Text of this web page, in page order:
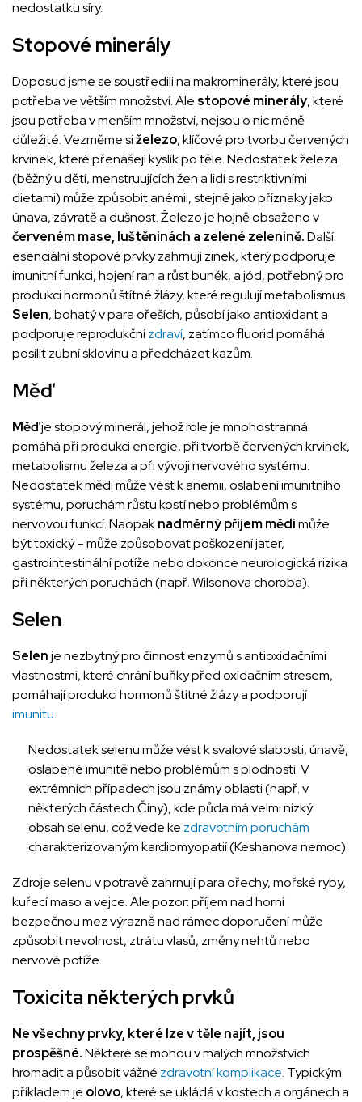
nedostatku síry.
Stopové minerály
Doposud jsme se soustředili na makrominerály, které jsou
potřeba ve větším množství. Ale stopové minerály, které
jsou potřeba v menším množství, nejsou o nic méně
důležité. Vezměme siželezo, klíčové pro tvorbu červených
krvinek, které přenášejí kyslík po těle. Nedostatek železa
(běžný u dětí, menstruujících žen a lidí s restriktivními
dietami) může způsobit anémii, stejně jako příznaky jako
únava, závratě a dušnost. Železo je hojně obsaženo v
červeném mase, luštěninách a zelené zelenině.Další
esenciální stopové prvky zahrnují zinek, který podporuje
imunitní funkci, hojení ran a růst buněk, a jód, potřebný pro
produkci hormonů štítné žlázy, které regulují metabolismus.
Selen, bohatý v para ořeších, působí jako antioxidant a
podporuje reprodukčnízdraví, zatímco fluorid pomáhá
posílit zubní sklovinu a předcházet kazům.
Měď
Měďje stopový minerál, jehož role je mnohostranná:
pomáhá při produkci energie, při tvorbě červených krvinek,
metabolismu železa a při vývoji nervového systému.
Nedostatek mědi může vést k anemii, oslabení imunitního
systému, poruchám růstu kostí nebo problémům s
nervovou funkcí. Naopaknadměrný příjem mědimůže
být toxický – může způsobovat poškození jater,
gastrointestinální potíže nebo dokonce neurologická rizika
při některých poruchách (např. Wilsonova choroba).
Selen
Selenje nezbytný pro činnost enzymů s antioxidačními
vlastnostmi, které chrání buňky před oxidačním stresem,
pomáhají produkci hormonů štítné žlázy a podporují
imunitu.
Nedostatek selenu může vést k svalové slabosti, únavě,
oslabené imunitě nebo problémům s plodností. V
extrémních případech jsou známy oblasti (např. v
některých částech Číny), kde půda má velmi nízký
obsah selenu, což vede ke zdravotním poruchám
charakterizovaným kardiomyopatií (Keshanova nemoc).
Zdroje selenu v potravě zahrnují para ořechy, mořské ryby,
kuřecí maso a vejce. Ale pozor: příjem nad horní
bezpečnou mez výrazně nad rámec doporučení může
způsobit nevolnost, ztrátu vlasů, změny nehtů nebo
nervové potíže.
Toxicita některých prvků
Ne všechny prvky, které lze v těle najít, jsou
prospěšné.Některé se mohou v malých množstvích
hromadit a působit vážné zdravotní komplikace. Typickým
příkladem je olovo, které se ukládá v kostech a orgánech a